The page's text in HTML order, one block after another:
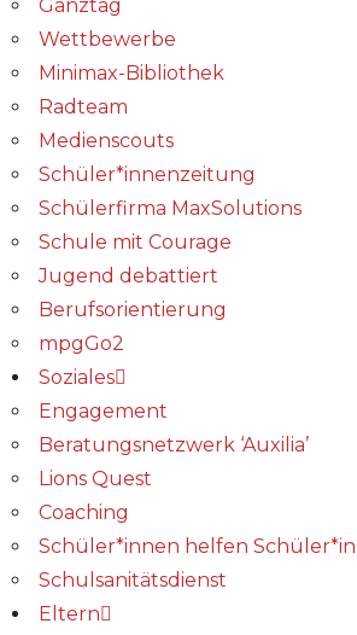
Ganztag
Wettbewerbe
Minimax-Bibliothek​
Radteam
Medienscouts
Schüler*innenzeitung
Schülerfirma MaxSolutions
Schule mit Courage
Jugend debattiert
Berufsorientierung
mpgGo2
Soziales
Engagement
Beratungsnetzwerk ‘Auxilia’
Lions Quest
Coaching
Schüler*innen helfen
Schulsanitätsdienst
Eltern